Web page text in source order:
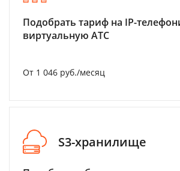
Подобрать тариф на IP-
виртуальную АТС
От 1 046 руб./месяц
S3-хранилище